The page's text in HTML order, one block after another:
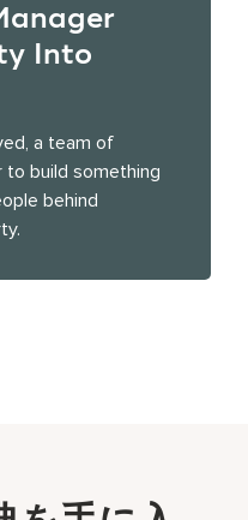
Into
a team of
build something
behind